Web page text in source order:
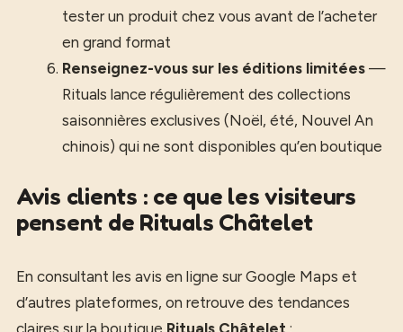
tester un produit chez vous avant de l’acheter
en grand format
Renseignez-vous sur les éditions limitées —
Rituals lance régulièrement des collections
saisonnières exclusives (Noël, été, Nouvel An
chinois) qui ne sont disponibles qu’en boutique
Avis clients : ce que les visiteurs
pensent de Rituals Châtelet
En consultant les avis en ligne sur Google Maps et
d’autres plateformes, on retrouve des tendances
claires sur la boutique Rituals Châtelet :